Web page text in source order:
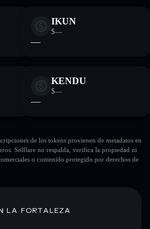
IKUN
$—
—
KENDU
$—
—
de los tokens provienen de metadatos en
Solflare no respalda, verifica la propiedad ni
o contenido protegido por derechos de
LA FORTALEZA